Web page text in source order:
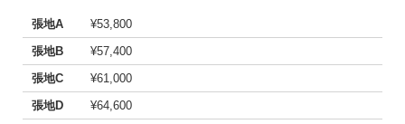
張地A
¥53,800
張地B
¥57,400
張地C
¥61,000
張地D
¥64,600